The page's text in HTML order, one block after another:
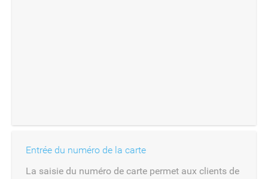
Entrée du numéro de la carte
La saisie du numéro de carte permet aux clients de